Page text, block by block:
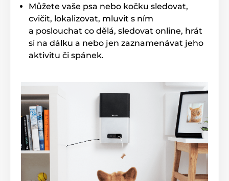
Přehledný podsvícený displej
Můžete vaše psa nebo kočku sledovat,
cvičit, lokalizovat, mluvit s ním
a poslouchat co dělá, sledovat online, hrát
si na dálku a nebo jen zaznamenávat jeho
aktivitu či spánek.